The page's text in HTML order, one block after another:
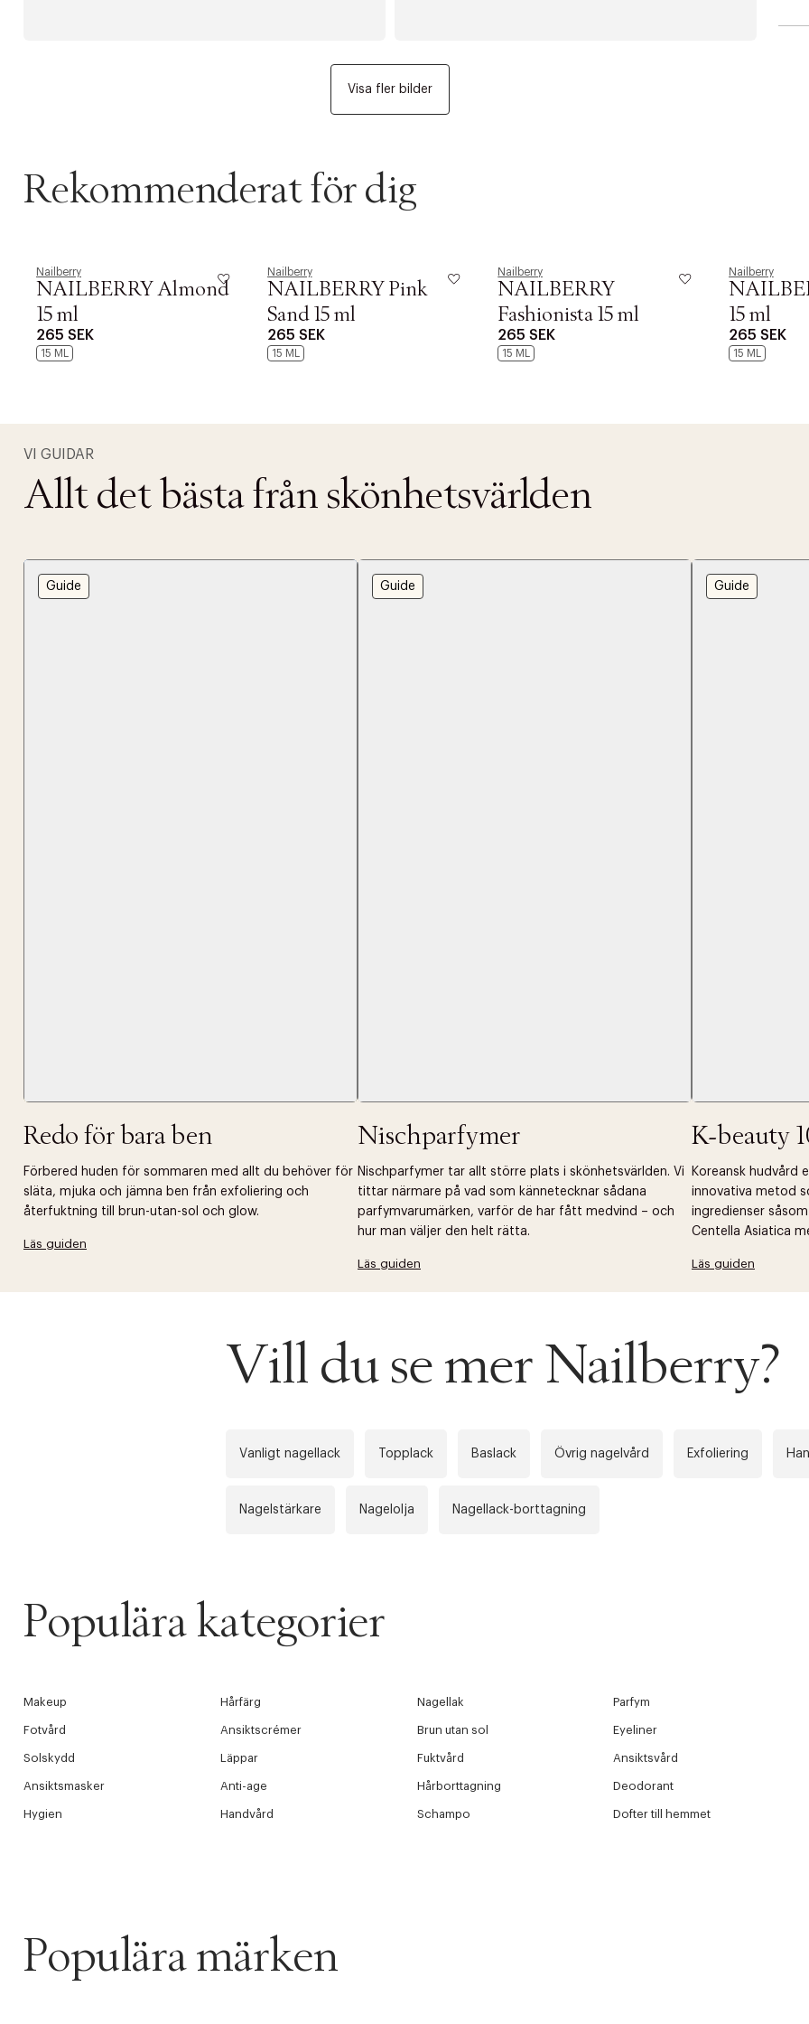
Visa fler bilder
Rekommenderat för dig
Nailberry
NAILBERRY Almond
15 ml
265 SEK
15 ML
Nailberry
NAILBERRY Pink
Sand 15 ml
265 SEK
15 ML
Nailberry
NAILBERRY
Fashionista 15 ml
265 SEK
15 ML
Nailberry
15 ml
265 SEK
15 ML
VI GUIDAR
Allt det bästa från skönhetsvärlden
Guide
Redo för bara ben
Förbered huden för sommaren med allt du behöver för
släta, mjuka och jämna ben från exfoliering och
återfuktning till brun-utan-sol och glow.
Läs guiden
Guide
Nischparfymer
Nischparfymer tar allt större plats i skönhetsvärlden. Vi
tittar närmare på vad som kännetecknar sådana
parfymvarumärken, varför de har fått medvind – och
hur man väljer den helt rätta.
Läs guiden
Guide
K-beauty
Koreansk hudvård
innovativa metod
ingredienser
Centella Asiatica
Läs guiden
Vill du se mer Nailberry?
Vanligt nagellack Topplack Baslack Övrig nagelvård Exfoliering
Nagelstärkare Nagelolja Nagellack-borttagning
Populära kategorier
Makeup Hårfärg Nagellak Parfym
Fotvård Ansiktscrémer Brun utan sol Eyeliner
Solskydd Läppar Fuktvård Ansiktsvård
Ansiktsmasker Anti-age Hårborttagning Deodorant
Hygien Handvård Schampo Dofter till hemmet
Populära märken